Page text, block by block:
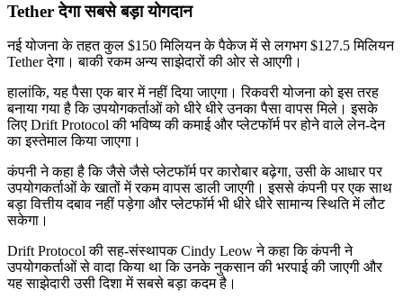
Tether देगा सबसे बड़ा योगदान
नई योजना के तहत कुल $150 मिलियन के पैकेज में से लगभग $127.5 मिलियन
Tether देगा। बाकी रकम अन्य साझेदारों की ओर से आएगी।
हालांकि, यह पैसा एक बार में नहीं दिया जाएगा। रिकवरी योजना को इस तरह
बनाया गया है कि उपयोगकर्ताओं को धीरे धीरे उनका पैसा वापस मिले। इसके
लिए Drift Protocol की भविष्य की कमाई और प्लेटफॉर्म पर होने वाले लेन-देन
का इस्तेमाल किया जाएगा।
कंपनी ने कहा है कि जैसे जैसे प्लेटफॉर्म पर कारोबार बढ़ेगा, उसी के आधार पर
उपयोगकर्ताओं के खातों में रकम वापस डाली जाएगी। इससे कंपनी पर एक साथ
बड़ा वित्तीय दबाव नहीं पड़ेगा और प्लेटफॉर्म भी धीरे धीरे सामान्य स्थिति में लौट
सकेगा।
Drift Protocol की सह-संस्थापक Cindy Leow ने कहा कि कंपनी ने
उपयोगकर्ताओं से वादा किया था कि उनके नुकसान की भरपाई की जाएगी और
यह साझेदारी उसी दिशा में सबसे बड़ा कदम है।